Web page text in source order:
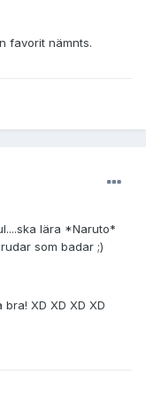
favorit nämnts.
lära *Naruto*
som badar ;)
XD XD XD XD